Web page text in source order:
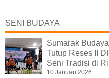
SENI BUDAYA
Sumarak
Tutup Reses II
Seni Tradisi di
10 Januari 2026